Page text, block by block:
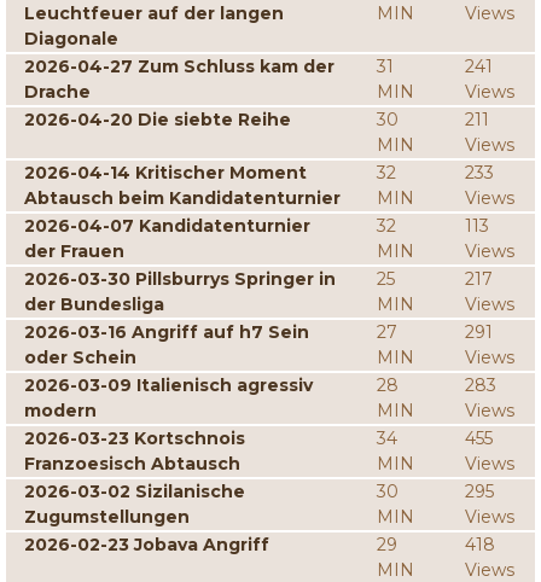
Leuchtfeuer auf der langen
Diagonale
MIN
Views
2026-04-27 Zum Schluss kam der
Drache
31
MIN
241
Views
2026-04-20 Die siebte Reihe
30
MIN
211
Views
2026-04-14 Kritischer Moment
Abtausch beim Kandidatenturnier
32
MIN
233
Views
2026-04-07 Kandidatenturnier
der Frauen
32
MIN
113
Views
2026-03-30 Pillsburrys Springer in
der Bundesliga
25
MIN
217
Views
2026-03-16 Angriff auf h7 Sein
oder Schein
27
MIN
291
Views
2026-03-09 Italienisch agressiv
modern
28
MIN
283
Views
2026-03-23 Kortschnois
Franzoesisch Abtausch
34
MIN
455
Views
2026-03-02 Sizilanische
Zugumstellungen
30
MIN
295
Views
2026-02-23 Jobava Angriff
29
MIN
418
Views